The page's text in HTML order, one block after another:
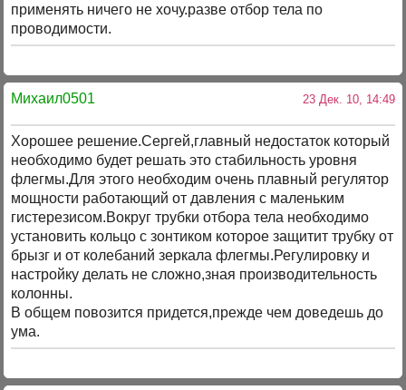
применять ничего не хочу.разве отбор тела по
проводимости.
Михаил0501 23 Дек. 10, 14:49
Хорошее решение.Сергей,главный недостаток который
необходимо будет решать это стабильность уровня
флегмы.Для этого необходим очень плавный регулятор
мощности работающий от давления с маленьким
гистерезисом.Вокруг трубки отбора тела необходимо
установить кольцо с зонтиком которое защитит трубку от
брызг и от колебаний зеркала флегмы.Регулировку и
настройку делать не сложно,зная производительность
колонны.
В общем повозится придется,прежде чем доведешь до
ума.